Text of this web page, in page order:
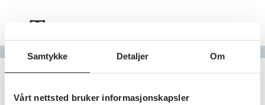
Samtykke Detaljer Om
Vårt nettsted bruker informasjonskapsler
Tema
Gå til bokstav
Filter
0Treff Alfabetisk